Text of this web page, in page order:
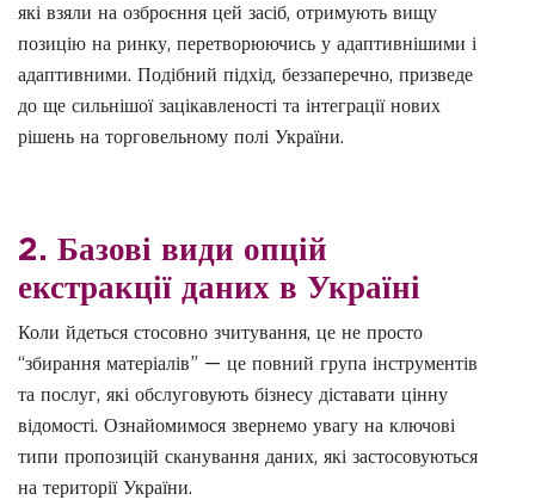
які взяли на озброєння цей засіб, отримують вищу
позицію на ринку, перетворюючись у адаптивнішими і
адаптивними. Подібний підхід, беззаперечно, призведе
до ще сильнішої зацікавленості та інтеграції нових
рішень на торговельному полі України.
2. Базові види опцій
екстракції даних в Україні
Коли йдеться стосовно зчитування, це не просто
“збирання матеріалів” — це повний група інструментів
та послуг, які обслуговують бізнесу діставати цінну
відомості. Ознайомимося звернемо увагу на ключові
типи пропозицій сканування даних, які застосовуються
на території України.